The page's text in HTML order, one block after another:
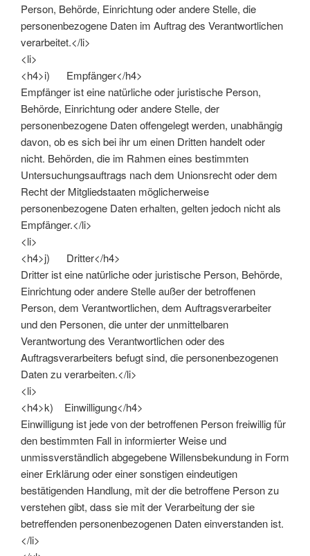
Person, Behörde, Einrichtung oder andere Stelle, die
personenbezogene Daten im Auftrag des Verantwortlichen
verarbeitet.</li>
<li>
<h4>i) Empfänger</h4>
Empfänger ist eine natürliche oder juristische Person,
Behörde, Einrichtung oder andere Stelle, der
personenbezogene Daten offengelegt werden, unabhängig
davon, ob es sich bei ihr um einen Dritten handelt oder
nicht. Behörden, die im Rahmen eines bestimmten
Untersuchungsauftrags nach dem Unionsrecht oder dem
Recht der Mitgliedstaaten möglicherweise
personenbezogene Daten erhalten, gelten jedoch nicht als
Empfänger.</li>
<li>
<h4>j) Dritter</h4>
Dritter ist eine natürliche oder juristische Person, Behörde,
Einrichtung oder andere Stelle außer der betroffenen
Person, dem Verantwortlichen, dem Auftragsverarbeiter
und den Personen, die unter der unmittelbaren
Verantwortung des Verantwortlichen oder des
Auftragsverarbeiters befugt sind, die personenbezogenen
Daten zu verarbeiten.</li>
<li>
<h4>k) Einwilligung</h4>
Einwilligung ist jede von der betroffenen Person freiwillig für
den bestimmten Fall in informierter Weise und
unmissverständlich abgegebene Willensbekundung in Form
einer Erklärung oder einer sonstigen eindeutigen
bestätigenden Handlung, mit der die betroffene Person zu
verstehen gibt, dass sie mit der Verarbeitung der sie
betreffenden personenbezogenen Daten einverstanden ist.
</li>